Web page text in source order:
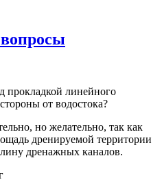
прокладкой линейного
от водостока?
но желательно, так как
дренируемой территории
дренажных каналов.